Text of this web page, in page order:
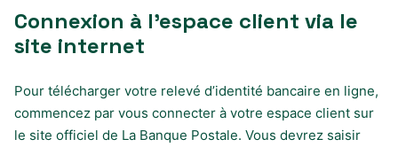
Connexion à l’espace client via le
site internet
Pour télécharger votre relevé d’identité bancaire en ligne,
commencez par vous connecter à votre espace client sur
le site officiel de La Banque Postale. Vous devrez saisir